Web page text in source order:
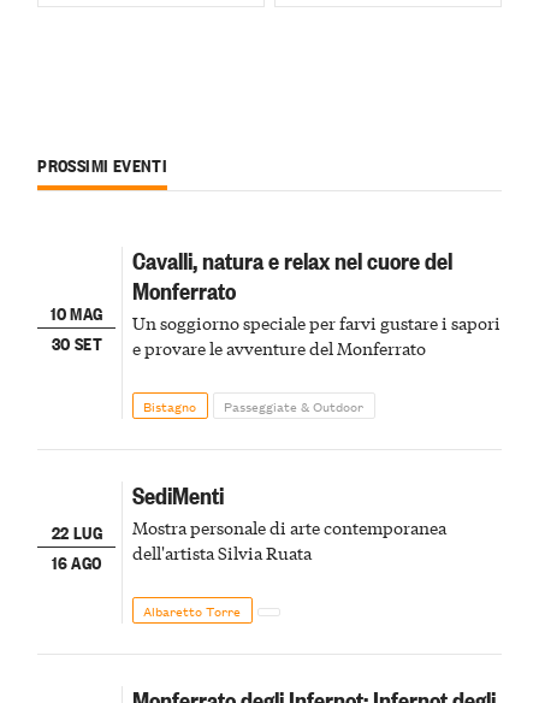
PROSSIMI EVENTI
10 MAG
30 SET
Cavalli, natura e relax nel cuore del
Monferrato
Un soggiorno speciale per farvi gustare i sapori
e provare le avventure del Monferrato
Bistagno Passeggiate & Outdoor
22 LUG
16 AGO
SediMenti
Mostra personale di arte contemporanea
dell'artista Silvia Ruata
Albaretto Torre